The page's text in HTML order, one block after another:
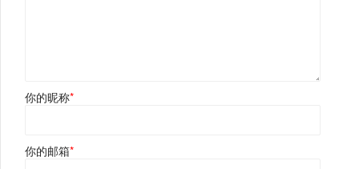
你的昵称*
你的邮箱*